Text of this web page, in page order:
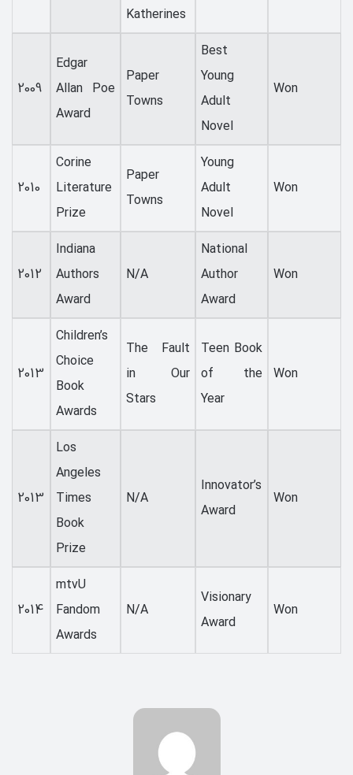
Katherines
2009
Edgar
Allan Poe
Award
Paper
Towns
Best
Young
Adult
Novel
Won
2010
Corine
Literature
Prize
Paper
Towns
Young
Adult
Novel
Won
2012
Indiana
Authors
Award
N/A
National
Author
Award
Won
2013
Children’s
Choice
Book
Awards
The Fault
in Our
Stars
Teen Book
of the
Year
Won
2013
Los
Angeles
Times
Book
Prize
N/A
Innovator’s
Award
Won
2014
mtvU
Fandom
Awards
N/A
Visionary
Award
Won